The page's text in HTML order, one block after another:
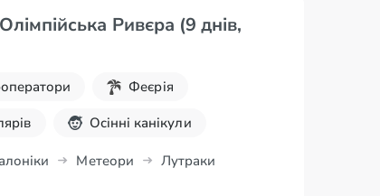
Ривєра (9 днів,
Феєрія
Осінні канікули
Метеори
Лутраки